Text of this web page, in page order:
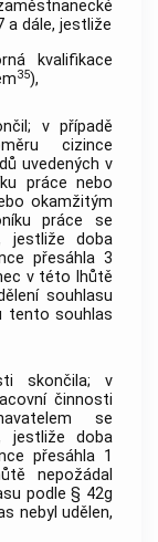
a dále, jestliže
kvalifikace
35),
v případě
cizince
uvedených v
práce nebo
okamžitým
práce se
jestliže doba
přesáhla 3
v této lhůtě
souhlasu
tento souhlas
skončila; v
činnosti
se
jestliže doba
přesáhla 1
nepožádal
podle § 42g
nebyl udělen,